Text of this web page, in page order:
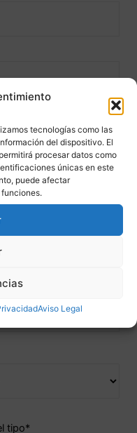
tecnologías como las
del dispositivo. El
procesar datos como
únicas en este
puede afectar
Aviso Legal
tipo*